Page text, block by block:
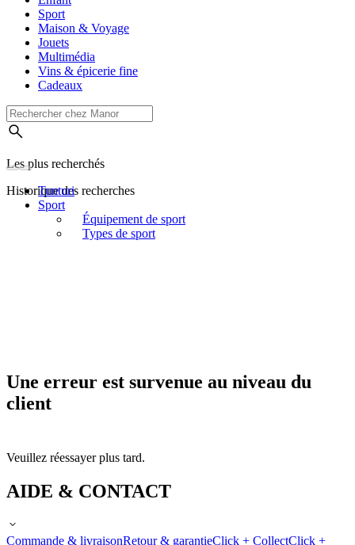
Sport
Maison & Voyage
Jouets
Multimédia
Vins & épicerie fine
Cadeaux
Les plus recherchés
Historique des recherches
Tunturi
Sport
Équipement de sport
Types de sport
Une erreur est survenue au niveau du
client
Veuillez réessayer plus tard.
AIDE & CONTACT
Commande & livraisonRetour & garantieClick + CollectClick +